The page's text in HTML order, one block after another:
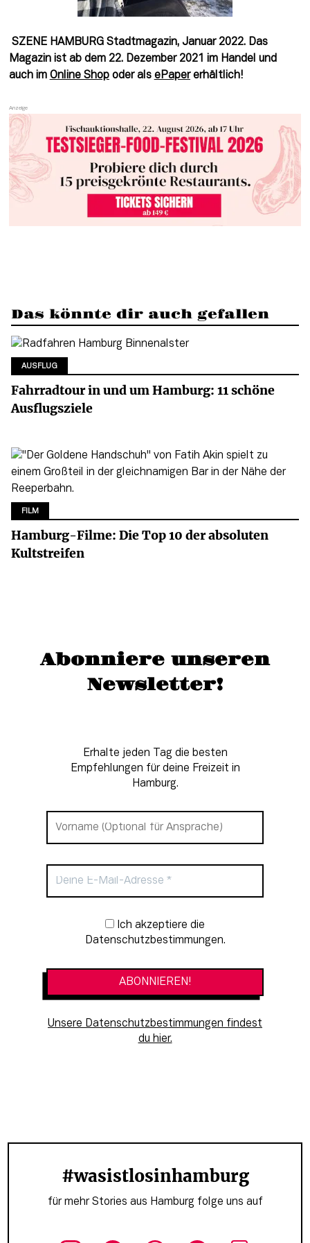
SZENE HAMBURG Stadtmagazin, Januar 2022. Das
Magazin ist ab dem 22. Dezember 2021 im Handel und
auch im Online Shop oder als ePaper erhältlich!
Das könnte dir auch gefallen
AUSFLUG
Fahrradtour in und um Hamburg: 11 schöne
Ausflugsziele
FILM
Hamburg-Filme: Die Top 10 der absoluten
Kultstreifen
Abonniere unseren
Newsletter!
Erhalte jeden Tag die besten
Empfehlungen für deine Freizeit in
Hamburg.
Newsletter-Anmeldung
Datenschutzbestimmungen.
Unsere Datenschutzbestimmungen findest
du hier.
#wasistlosinhamburg
für mehr Stories aus Hamburg folge uns auf